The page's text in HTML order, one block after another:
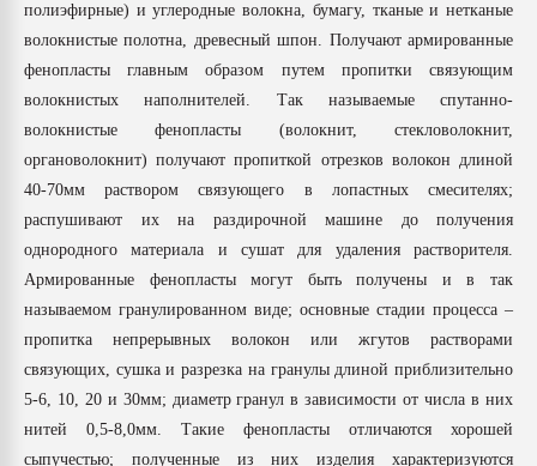
полиэфирные) и углеродные волокна, бумагу, тканые и нетканые
волокнистые полотна, древесный шпон. Получают армированные
фенопласты главным образом путем пропитки связующим
волокнистых наполнителей. Так называемые спутанно-
волокнистые фенопласты (волокнит, стекловолокнит,
органоволокнит) получают пропиткой отрезков волокон длиной
40-70мм раствором связующего в лопастных смесителях;
распушивают их на раздирочной машине до получения
однородного материала и сушат для удаления растворителя.
Армированные фенопласты могут быть получены и в так
называемом гранулированном виде; основные стадии процесса –
пропитка непрерывных волокон или жгутов растворами
связующих, сушка и разрезка на гранулы длиной приблизительно
5-6, 10, 20 и 30мм; диаметр гранул в зависимости от числа в них
нитей 0,5-8,0мм. Такие фенопласты отличаются хорошей
сыпучестью; полученные из них изделия характеризуются